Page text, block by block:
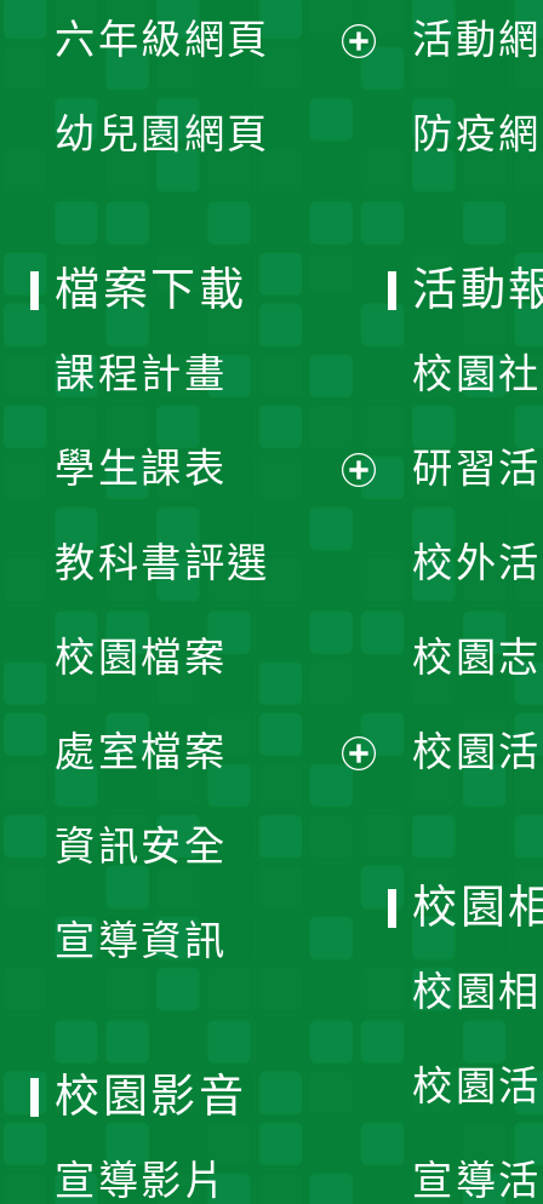
單
選
開
六年級網頁
幼兒園網頁
活動
防疫
檔案下載
課程計畫
學生課表
單
教科書評選
校園檔案
處室檔案
資訊安全
宣導資訊
活動
校園
研習
校外
校園
校園
校園
校園
校園
宣導
校園影音
宣導影片